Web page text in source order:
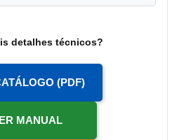
detalhes técnicos?
(PDF)
MANUAL